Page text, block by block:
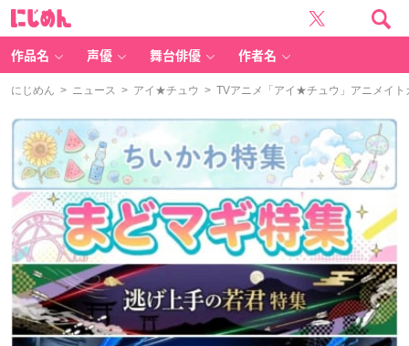
作品名 声優 舞台俳優 作者名
にじめん > ニュース > アイ★チュウ > TVアニメ「アイ★チュウ」アニメイト